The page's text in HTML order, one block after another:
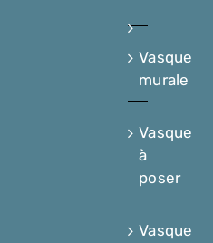
Vasque
murale
Vasque
à
poser
Vasque